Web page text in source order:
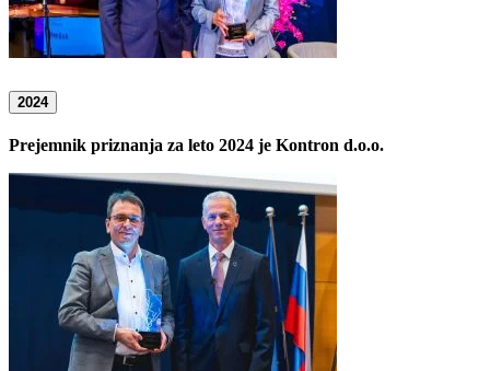
2024
Prejemnik priznanja za leto 2024 je Kontron d.o.o.